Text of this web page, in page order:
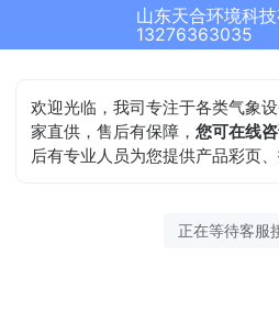
13276363035
欢迎光临，我司专注于各类气象
家直供，售后有保障，您可在线
后有专业人员为您提供产品彩页、
2026-08-10